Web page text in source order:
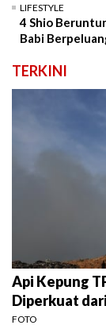
LIFESTYLE
4 Shio
Babi
TERKINI
Api Kepung
Diperkuat
FOTO